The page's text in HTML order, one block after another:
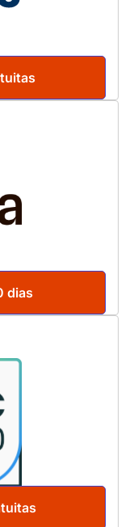
dias